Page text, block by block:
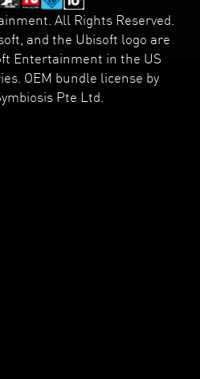
All Rights Reserved.
and the Ubisoft logo are
Entertainment in the US
OEM bundle license by
Pte Ltd.